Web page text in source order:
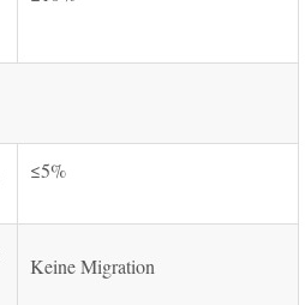
≤5%
Keine Migration